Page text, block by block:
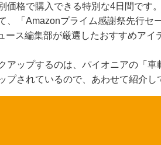
価格で購入できる特別な4日間です
、「Amazonプライム感謝祭先行セ
ース編集部が厳選したおすすめアイ
アップするのは、パイオニアの「
プされているので、あわせて紹介し